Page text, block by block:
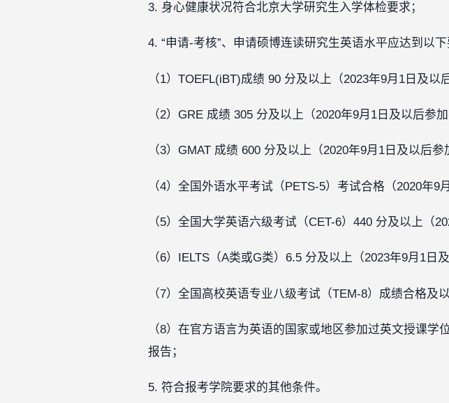
3. 身心健康状况符合北京大学研究生入学体检要求；
4. “申请-考核”、申请硕博连读研究生英语水平应达到以下
（1）TOEFL(iBT)成绩 90 分及以上（2023年9月1日及以
（2）GRE 成绩 305 分及以上（2020年9月1日及以后参加
（3）GMAT 成绩 600 分及以上（2020年9月1日及以后参
（4）全国外语水平考试（PETS-5）考试合格（2020年9
（5）全国大学英语六级考试（CET-6）440 分及以上（
（6）IELTS（A类或G类）6.5 分及以上（2023年9月1日
（7）全国高校英语专业八级考试（TEM-8）成绩合格及
（8）在官方语言为英语的国家或地区参加过英文授课
报告；
5. 符合报考学院要求的其他条件。